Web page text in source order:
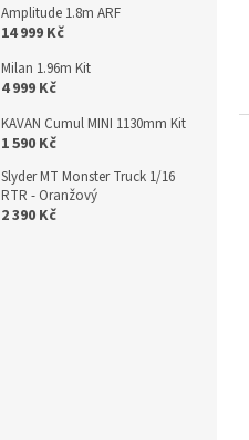
Amplitude 1.8m ARF
14 999 Kč
Milan 1.96m Kit
4 999 Kč
KAVAN Cumul MINI 1130mm Kit
1 590 Kč
Slyder MT Monster Truck 1/16
RTR - Oranžový
2 390 Kč